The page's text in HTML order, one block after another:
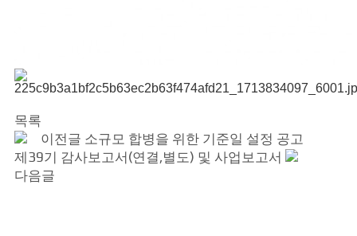
목록
이전글 소규모 합병을 위한 기준일 설정 공고
제39기 감사보고서(연결,별도) 및 사업보고서
다음글